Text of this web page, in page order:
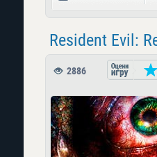
Resident Evil:
2886